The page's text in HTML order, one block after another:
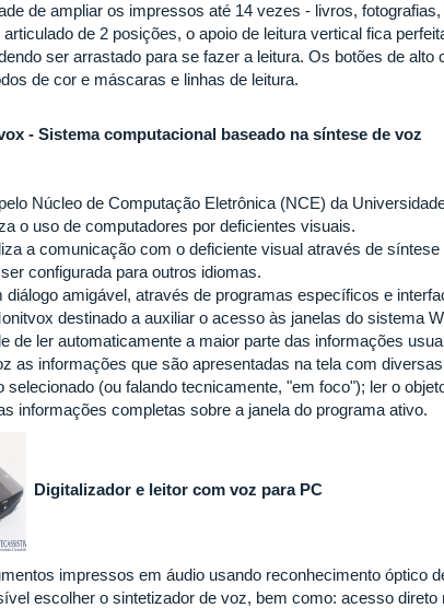
de ampliar os impressos até 14 vezes - livros,
de 2 posições, o apoio de leitura vertical fica
ser arrastado para se fazer a leitura. Os botões de alto
de cor e máscaras e linhas de leitura.
- Sistema computacional baseado na síntese de voz
Núcleo de Computação Eletrônica (NCE) da
o uso de computadores por deficientes visuais.
a comunicação com o deficiente visual através de
configurada para outros idiomas.
diálogo amigável, através de programas específicos e
destinado a auxiliar o acesso às janelas do sistema
de ler automaticamente a maior parte das informações
as informações que são apresentadas na tela com
selecionado (ou falando tecnicamente, "em foco"); ler o
informações completas sobre a janela do programa ativo.
Digitalizador e leitor com voz para PC
impressos em áudio usando reconhecimento óptico
escolher o sintetizador de voz, bem como: acesso direto